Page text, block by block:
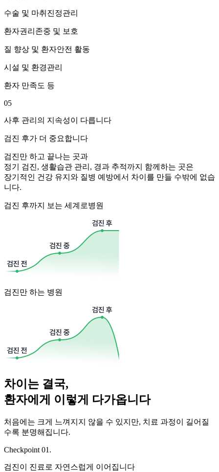
수술 및 마취진정관리
환자권리존중 및 보호
질 향상 및 환자안전 활동
시설 및 환경관리
환자 만족도 등
05
사후 관리의 지속성이 다릅니다
검진 후가 더 중요합니다
검진만 하고 끝나는 곳과
정기 검진, 생활습관 관리, 경과 추적까지 함께하는 곳은
장기적인 건강 유지와 질병 예방에서 차이를 만들 수밖에 없습
니다.
검진 후까지 보는 세계로병원
검진만 하는 병원
차이는 결국,
환자에게 이렇게 다가옵니다
처음에는 크게 느껴지지 않을 수 있지만, 치료 과정이 길어질
수록 분명해집니다.
Checkpoint 01.
검진이 진료로 자연스럽게 이어집니다